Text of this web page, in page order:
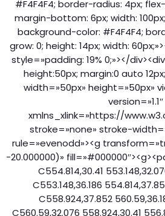
#F4F4F4; border-radius: 4px;
margin-bottom: 6px; width:
background-color: #F4F4F4;
grow: 0; height: 14px; width:
style=»padding: 19% 0;»></
height:50px; margin:0 auto
width=»50px» height=»50px»
version=»1.1″
xmlns_xlink=»https://
stroke=»none» stroke-
rule=»evenodd»><g
-20.000000)»
C554.814,30.41
C553.148,36.186
C558.924,37.852
C560.59,32.076 558.924,30.41